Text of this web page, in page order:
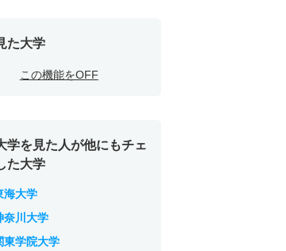
た大学
この機能をOFF
学を見た人が他にもチェ
た大学
海大学
奈川大学
東学院大学